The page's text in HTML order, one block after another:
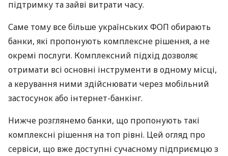
підтримку та зайві витрати часу.
Саме тому все більше українських ФОП обирають
банки, які пропонують комплексне рішення, а не
окремі послуги. Комплексний підхід дозволяє
отримати всі основні інструменти в одному місці,
а керування ними здійснювати через мобільний
застосунок або інтернет-банкінг.
Нижче розглянемо банки, що пропонують такі
комплексні рішення на топ рівні. Цей огляд про
сервіси, що вже доступні сучасному підприємцю з